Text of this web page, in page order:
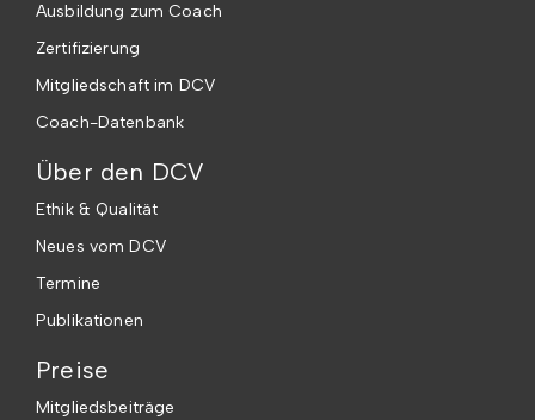
Ausbildung zum Coach
Zertifizierung
Mitgliedschaft im DCV
Coach-Datenbank
Über den DCV
Ethik & Qualität
Neues vom DCV
Termine
Publikationen
Preise
Mitgliedsbeiträge